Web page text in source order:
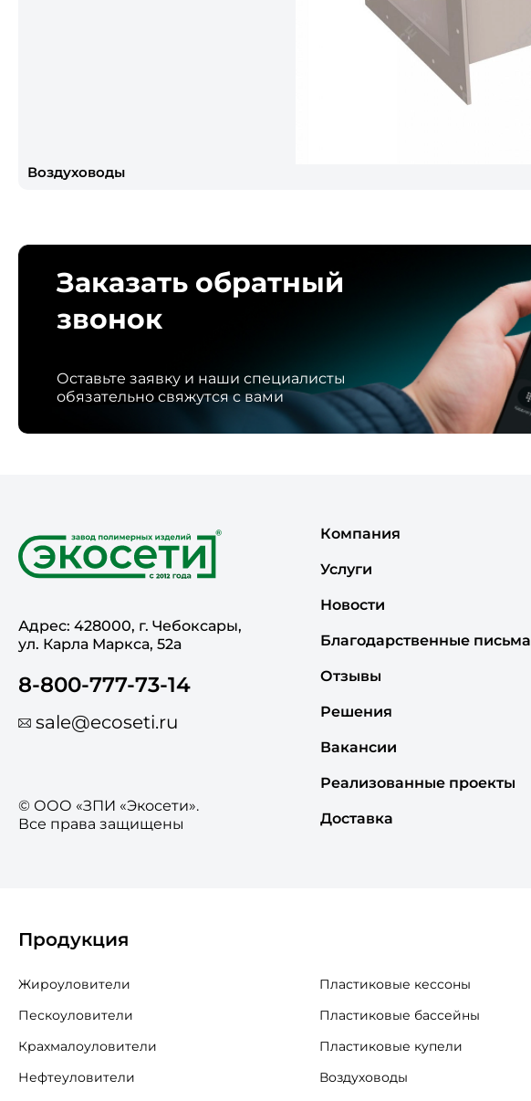
Воздуховоды
Заказать обратный
звонок
Оставьте заявку и наши специалисты
обязательно свяжутся с вами
Адрес: 428000, г. Чебоксары,
ул. Карла Маркса, 52а
8-800-777-73-14
sale@ecoseti.ru
© ООО «ЗПИ «Экосети».
Все права защищены
Компания
Услуги
Новости
Благодарственные письма
Отзывы
Решения
Вакансии
Реализованные проекты
Доставка
Продукция
Жироуловители
Пескоуловители
Крахмалоуловители
Нефтеуловители
Пластиковые кессоны
Пластиковые бассейны
Пластиковые купели
Воздуховоды